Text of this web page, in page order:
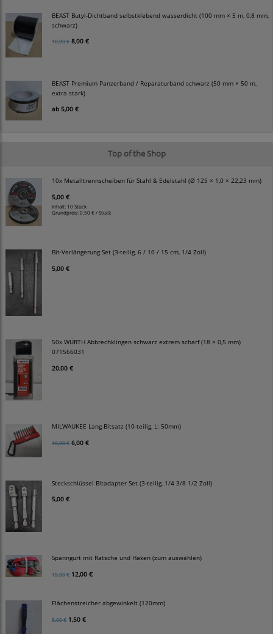
BEAST Butyl-Dichtband selbstklebend wasserdicht (100 mm × 5 m, 0,8 mm,
schwarz)
10,00 € 8,00 €
BEAST Premium Panzerband / Reparaturband schwarz (50 mm × 50 m,
extra stark)
ab 5,00 €
Top of the Shop
10x Metalltrennscheiben für Stahl & Edelstahl (Ø 125 × 1,0 × 22,23 mm)
5,00 €
Inhalt: 10 Stück
Grundpreis:0,50 € / Stück
Bit-Verlängerung Set (3-teilig, 6 / 10 / 15 cm, 1/4 Zoll)
5,00 €
50x WÜRTH Abbrechklingen schwarz extrem scharf (18 × 0,5 mm)
071566031
20,00 €
MILWAUKEE Lang-Bitsatz (10-teilig, L: 50mm)
10,00 € 6,00 €
Steckschlüssel Bitadapter Set (3-teilig, 1/4 3/8 1/2 Zoll)
5,00 €
Spanngurt mit Ratsche und Haken (zum auswählen)
15,00 € 12,00 €
Flächenstreicher abgewinkelt (120mm)
5,00 € 1,50 €